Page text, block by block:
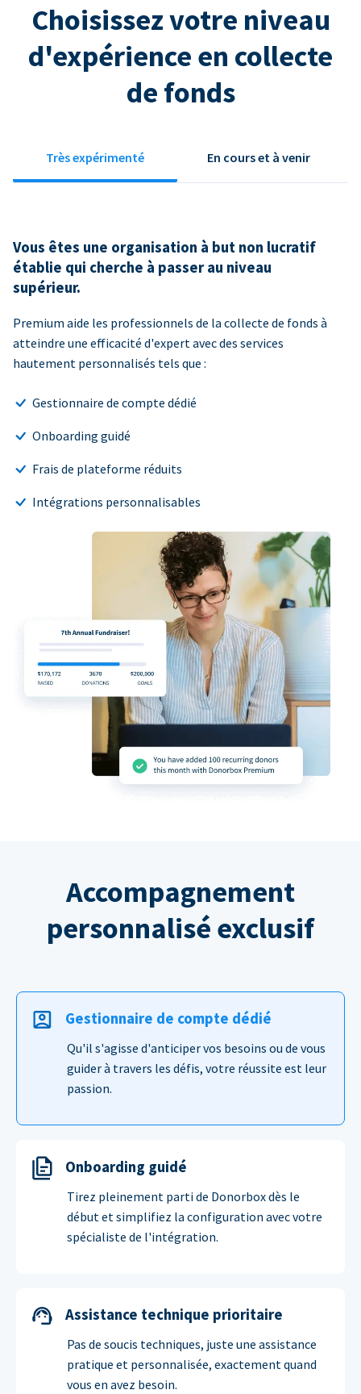
Choisissez votre niveau
d'expérience en collecte
de fonds
Très expérimenté En cours et à venir
Vous êtes une organisation à but non lucratif
établie qui cherche à passer au niveau
supérieur.
Premium aide les professionnels de la collecte de fonds à
atteindre une efficacité d'expert avec des services
hautement personnalisés tels que :
Gestionnaire de compte dédié
Onboarding guidé
Frais de plateforme réduits
Intégrations personnalisables
Accompagnement
personnalisé exclusif
Gestionnaire de compte dédié
Qu'il s'agisse d'anticiper vos besoins ou de vous
guider à travers les défis, votre réussite est leur
passion.
Onboarding guidé
Tirez pleinement parti de Donorbox dès le
début et simplifiez la configuration avec votre
spécialiste de l'intégration.
Assistance technique prioritaire
Pas de soucis techniques, juste une assistance
pratique et personnalisée, exactement quand
vous en avez besoin.